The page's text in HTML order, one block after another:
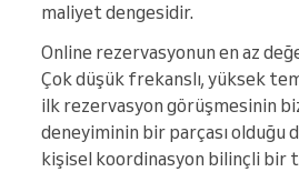
maliyet dengesidir.
Online rezervasyonun en az
Çok düşük frekanslı, yüksek
ilk rezervasyon görüşmesinin
deneyiminin bir parçası olduğu
kişisel koordinasyon bilinçli bir